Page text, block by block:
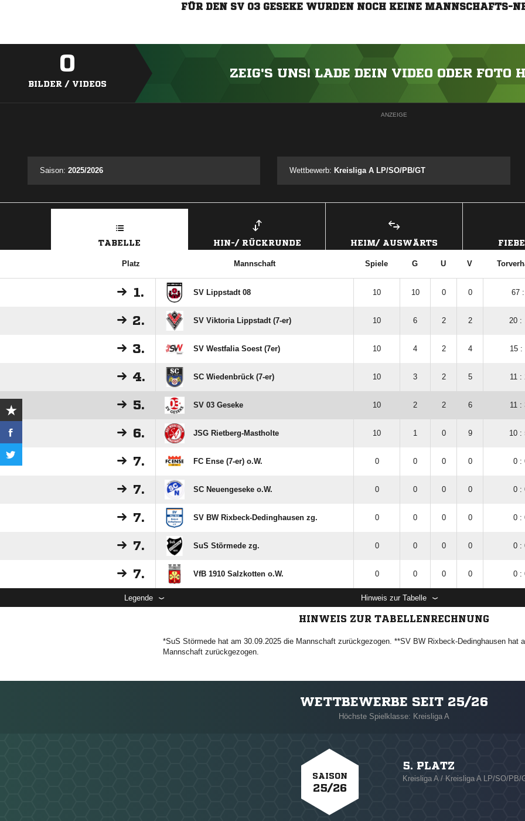
FÜR DEN SV 03 GESEKE WURDEN NOCH KEINE MANNSCHAFTS-
0
BILDER / VIDEOS
ZEIG'S UNS! LADE DEIN VIDEO ODER FOTO
ANZEIGE
Saison: 2025/2026 Wettbewerb: Kreisliga A LP/SO/PB/GT
TABELLE HIN-/ RÜCKRUNDE HEIM/ AUSWÄRTS
Platz Mannschaft Spiele G U V
1. SV Lippstadt 08 10 10 0 0 67
2. SV Viktoria Lippstadt (7-er) 10 6 2 2 20 :
3. SV Westfalia Soest (7er) 10 4 2 4 15 :
4. SC Wiedenbrück (7-er) 10 3 2 5 11 :
5. SV 03 Geseke 10 2 2 6 11 :
6. JSG Rietberg-Mastholte 10 1 0 9 10 :
7. FC Ense (7-er) o.W. 0 0 0 0 0 :
7. SC Neuengeseke o.W. 0 0 0 0 0 :
7. SV BW Rixbeck-Dedinghausen zg. 0 0 0 0 0 :
7. SuS Störmede zg. 0 0 0 0 0 :
7. VfB 1910 Salzkotten o.W. 0 0 0 0 0 :
Legende Hinweis zur Tabelle
HINWEIS ZUR TABELLENRECHNUNG
*SuS Störmede hat am 30.09.2025 die Mannschaft zurückgezogen. **SV BW Rixbeck-Dedinghausen hat
Mannschaft zurückgezogen.
WETTBEWERBE SEIT 25/26
Höchste Spielklasse: Kreisliga A
SAISON
25/26
5. PLATZ
Kreisliga A / Kreisliga A LP/SO/PB/